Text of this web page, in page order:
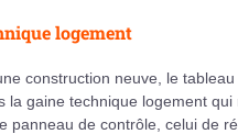
logement
construction neuve, le
la gaine technique logement qui
panneau de contrôle, celui de